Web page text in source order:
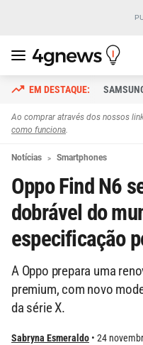
Ao comprar através dos nossos
como funciona.
Notícias Smartphones
Oppo Find N6
dobrável do
especificação
A Oppo prepara uma
premium, com novo
da série X.
Sabryna Esmeraldo 24